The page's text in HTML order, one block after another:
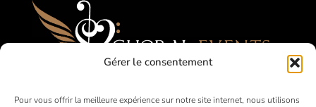
Gérer le consentement
Pour vous offrir la meilleure expérience sur notre site internet, nous utilisons
Festivals, Concours, Tournées pour les